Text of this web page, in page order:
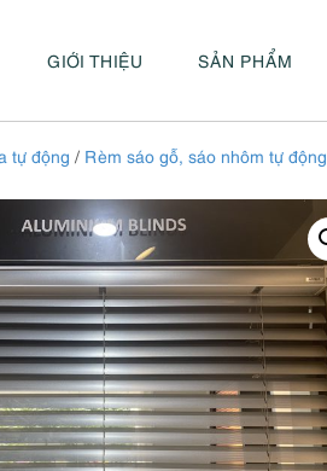
GIỚI THIỆU SẢN PHẨM
tự động / Rèm sáo gỗ, sáo nhôm tự động